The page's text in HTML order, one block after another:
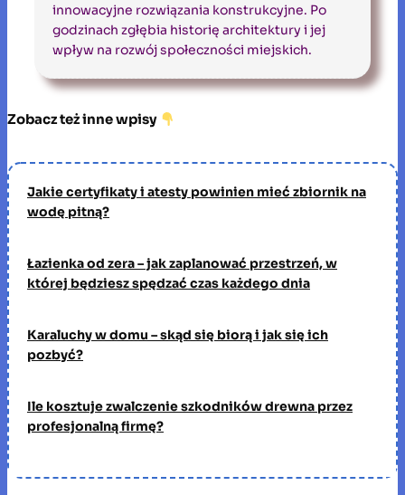
innowacyjne rozwiązania konstrukcyjne. Po
godzinach zgłębia historię architektury i jej
wpływ na rozwój społeczności miejskich.
Zobacz też inne wpisy
Jakie certyfikaty i atesty powinien mieć zbiornik na
wodę pitną?
Łazienka od zera – jak zaplanować przestrzeń, w
której będziesz spędzać czas każdego dnia
Karaluchy w domu – skąd się biorą i jak się ich
pozbyć?
Ile kosztuje zwalczenie szkodników drewna przez
profesjonalną firmę?